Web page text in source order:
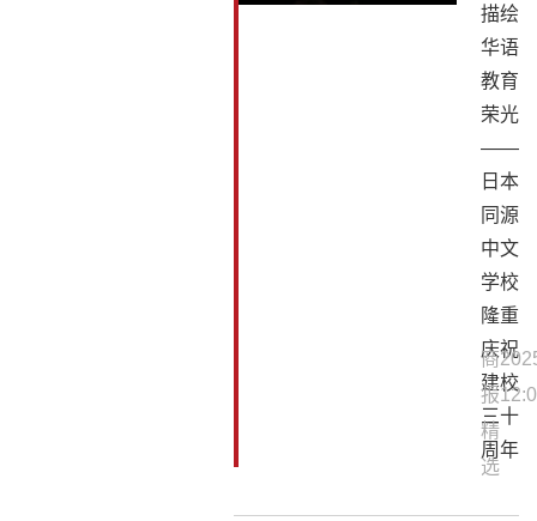
描绘
华语
教育
荣光
——
日本
同源
中文
学校
隆重
庆祝
建校
三十
周年
商
报
精
选